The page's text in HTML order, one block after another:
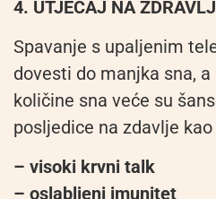
4. UTJECAJ NA
Spavanje s upaljenim
dovesti do manjka sna,
količine sna veće su
posljedice na zdavlje
– visoki krvni talk
– oslabljeni imunitet